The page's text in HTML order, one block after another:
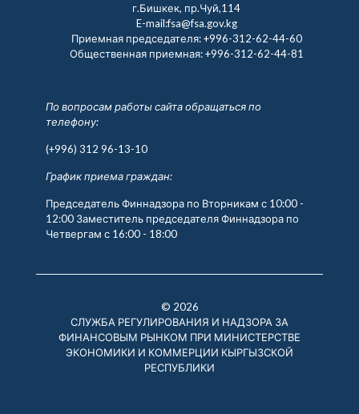
г.Бишкек, пр.Чуй,114
E-mail:fsa@fsa.gov.kg
Приемная председателя:+996-312-62-44-60
Общественная приемная:+996-312-62-44-81
По вопросам работы сайта обращаться по
телефону:
(+996) 312 96-13-10
График приема граждан:
Председатель Финнадзора по Вторникам с 10:00 -
12:00 Заместитель председателя Финнадзора по
Четвергам с 16:00 - 18:00
© 2026
СЛУЖБА РЕГУЛИРОВАНИЯ И НАДЗОРА ЗА
ФИНАНСОВЫМ РЫНКОМ ПРИ МИНИСТЕРСТВЕ
ЭКОНОМИКИ И КОММЕРЦИИ КЫРГЫЗСКОЙ
РЕСПУБЛИКИ